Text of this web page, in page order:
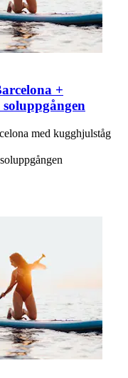
+
med kugghjulståg